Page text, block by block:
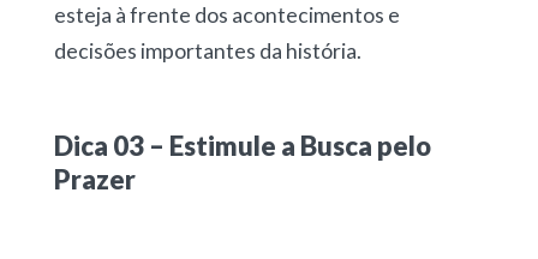
esteja à frente dos acontecimentos e
decisões importantes da história.
Dica 03 – Estimule a Busca pelo
Prazer